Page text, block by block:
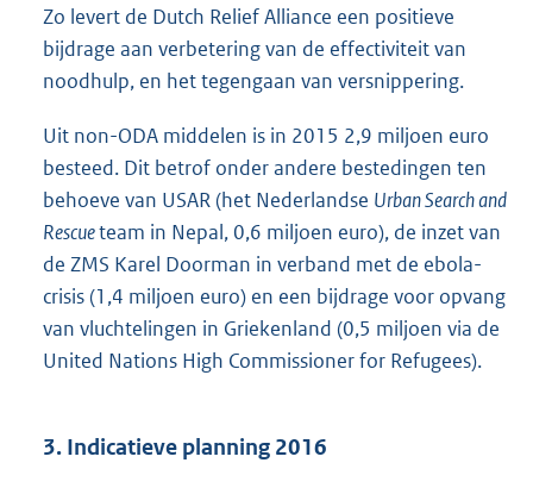
Zo levert de Dutch Relief Alliance een positieve
bijdrage aan verbetering van de effectiviteit van
noodhulp, en het tegengaan van versnippering.
Uit non-ODA middelen is in 2015 2,9 miljoen euro
besteed. Dit betrof onder andere bestedingen ten
behoeve van USAR (het Nederlandse Urban Search and
Rescueteam in Nepal, 0,6 miljoen euro), de inzet van
de ZMS Karel Doorman in verband met de ebola-
crisis (1,4 miljoen euro) en een bijdrage voor opvang
van vluchtelingen in Griekenland (0,5 miljoen via de
United Nations High Commissioner for Refugees).
3. Indicatieve planning 2016